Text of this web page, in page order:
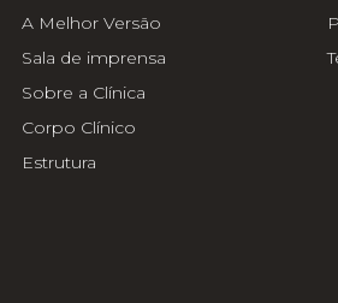
A Melhor Versão
Sala de imprensa
Sobre a Clínica
Corpo Clínico
Estrutura